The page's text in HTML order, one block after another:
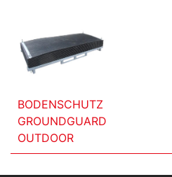
BODENSCHUTZ
GROUNDGUARD
OUTDOOR